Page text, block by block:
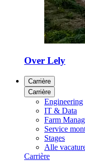
Over Lely
Carrière
Carrière
Engineering
IT & Data
Farm
Service
Stages
Alle
Carrière